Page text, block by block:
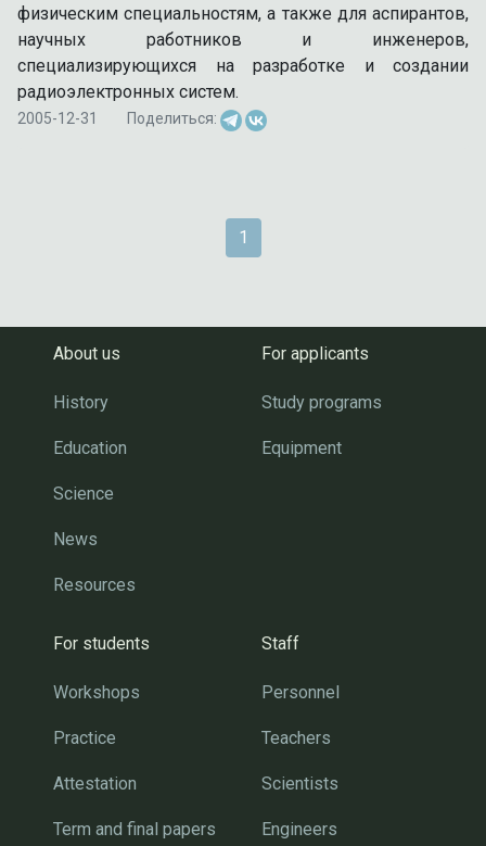
физическим специальностям, а также для аспирантов,
научных работников и инженеров,
специализирующихся на разработке и создании
радиоэлектронных систем.
2005-12-31 Поделиться:
1
About us
History
Education
Science
News
Resources
For applicants
Study programs
Equipment
For students
Workshops
Practice
Attestation
Term and final papers
Staff
Personnel
Teachers
Scientists
Engineers